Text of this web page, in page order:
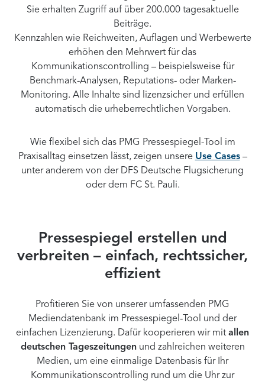
Sie erhalten Zugriff auf über 200.000 tagesaktuelle
Beiträge.
Kennzahlen wie Reichweiten, Auflagen und Werbewerte
erhöhen den Mehrwert für das
Kommunikationscontrolling – beispielsweise für
Benchmark-Analysen, Reputations- oder Marken-
Monitoring. Alle Inhalte sind lizenzsicher und erfüllen
automatisch die urheberrechtlichen Vorgaben.
Wie flexibel sich das PMG Pressespiegel-Tool im
Praxisalltag einsetzen lässt, zeigen unsere Use Cases–
unter anderem von der DFS Deutsche Flugsicherung
oder dem FC St. Pauli.
Pressespiegel erstellen und
verbreiten – einfach, rechtssicher,
effizient
Profitieren Sie von unserer umfassenden PMG
Mediendatenbank im Pressespiegel-Tool und der
einfachen Lizenzierung. Dafür kooperieren wir mit allen
deutschen Tageszeitungenund zahlreichen weiteren
Medien, um eine einmalige Datenbasis für Ihr
Kommunikationscontrolling rund um die Uhr zur